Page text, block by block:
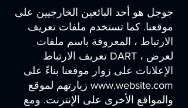
جوجل هو أحد البائعين الخارجيين على
موقعنا. كما تستخدم ملفات تعريف
الارتباط ، المعروفة باسم ملفات
تعريف الارتباط DART ، لعرض
الإعلانات على زوار موقعنا بناءً على
www.website.com
والمواقع الأخرى على الإنترنت. ومع